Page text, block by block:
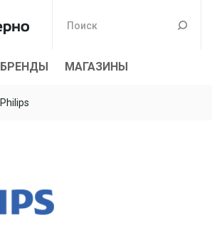
БРЕНДЫ МАГАЗИНЫ
Philips